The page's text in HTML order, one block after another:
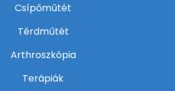
Csípőműtét
Térdműtét
Arthroszkópia
Terápiák